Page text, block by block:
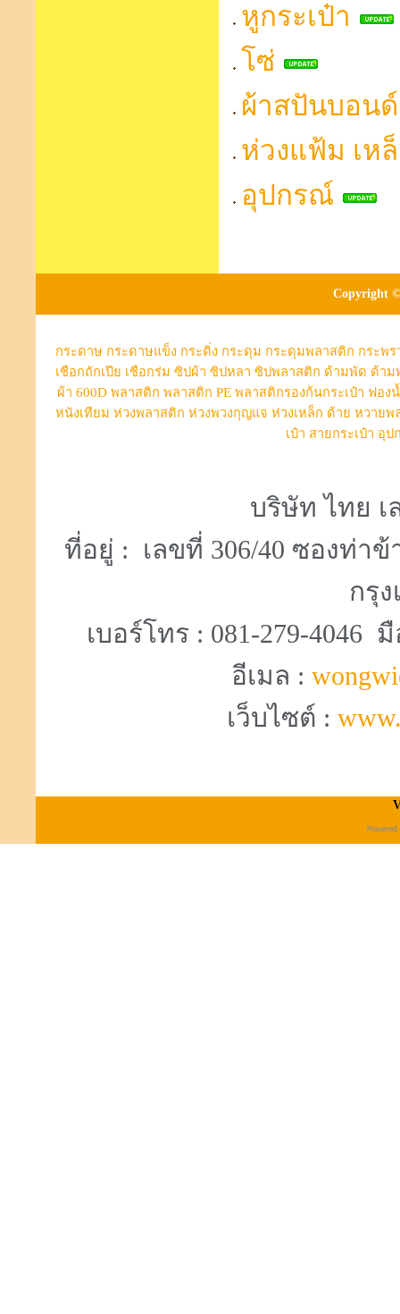
หูกระเป๋า
โซ่
ผ้าสปันบอนด์
ห่วงแฟ้ม เห
อุปกรณ์
Copyright ©
กระดาษ กระดาษแข็ง กระดิ่ง กระดุม กระดุมพลาสติก กระพร
เชือกถักเปีย เชือกร่ม ซิปผ้า ซิปหลา ซิปพลาสติก ด้ามพัด ด้าม
ผ้า 600D พลาสติก พลาสติก PE พลาสติกรองก้นกระเป๋า ฟอง
หนังเทียม ห่วงพลาสติก ห่วงพวงกุญแจ ห่วงเหล็ก ด้าย หวายพ
เป๋า สายกระเป๋า อุป
บริษัท ไทย เ
ที่อยู่ : เลขที่ 306/40 ซองท่า
กรุง
เบอร์โทร : 081-279-4046
อีเมล :
เว็บไซต์ :